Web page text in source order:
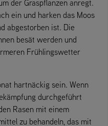
der Graspflanzen anregt.
ein und harken das Moos
abgestorben ist. Die
besät werden und
Frühlingswetter
hartnäckig sein. Wenn
durchgeführt
Rasen mit einem
zu behandeln, das mit